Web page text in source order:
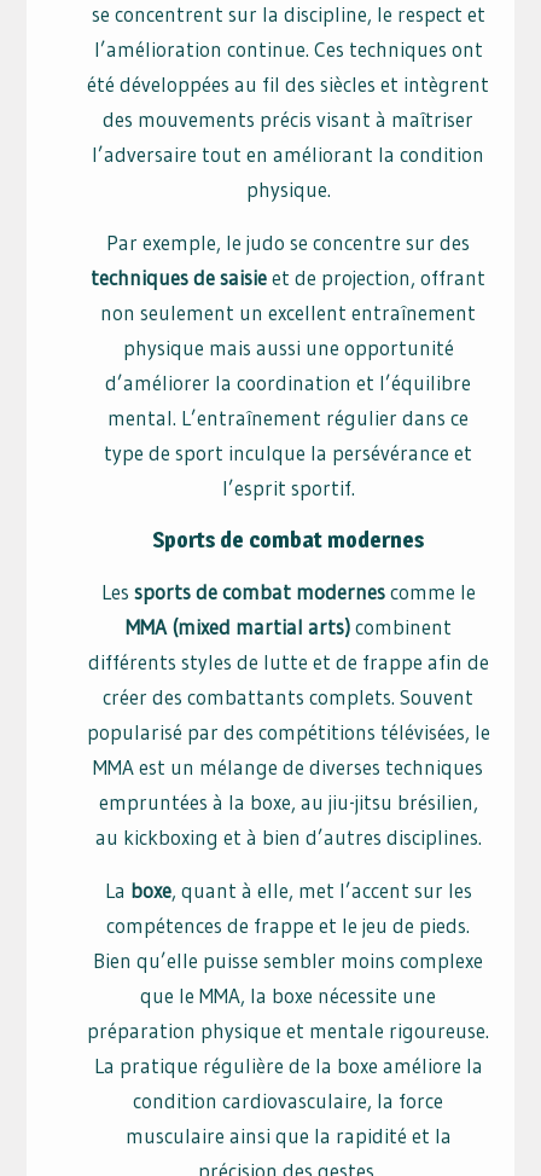
se concentrent sur la discipline, le respect et
l’amélioration continue. Ces techniques ont
été développées au fil des siècles et intègrent
des mouvements précis visant à maîtriser
l’adversaire tout en améliorant la condition
physique.
Par exemple, le judo se concentre sur des
techniques de saisieet de projection, offrant
non seulement un excellent entraînement
physique mais aussi une opportunité
d’améliorer la coordination et l’équilibre
mental. L’entraînement régulier dans ce
type de sport inculque la persévérance et
l’esprit sportif.
Sports de combat modernes
Les sports de combat modernescomme le
MMA (mixed martial arts)combinent
différents styles de lutte et de frappe afin de
créer des combattants complets. Souvent
popularisé par des compétitions télévisées, le
MMA est un mélange de diverses techniques
empruntées à la boxe, au jiu-jitsu brésilien,
au kickboxing et à bien d’autres disciplines.
La boxe, quant à elle, met l’accent sur les
compétences de frappe et le jeu de pieds.
Bien qu’elle puisse sembler moins complexe
que le MMA, la boxe nécessite une
préparation physique et mentale rigoureuse.
La pratique régulière de la boxe améliore la
condition cardiovasculaire, la force
musculaire ainsi que la rapidité et la